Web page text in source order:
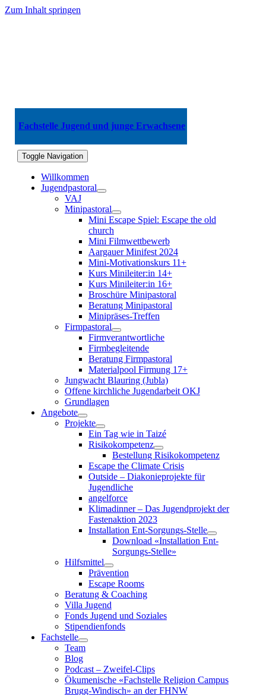
Zum Inhalt springen
Fachstelle Jugend und junge Erwachsene
Toggle Navigation
Willkommen
Jugendpastoral
VAJ
Minipastoral
Mini Escape Spiel: Escape the old
church
Mini Filmwettbewerb
Aargauer Minifest 2024
Mini-Motivationskurs 11+
Kurs Minileiter:in 14+
Kurs Minileiter:in 16+
Broschüre Minipastoral
Beratung Minipastoral
Minipräses-Treffen
Firmpastoral
Firmverantwortliche
Firmbegleitende
Beratung Firmpastoral
Materialpool Firmung 17+
Jungwacht Blauring (Jubla)
Offene kirchliche Jugendarbeit OKJ
Grundlagen
Angebote
Projekte
Ein Tag wie in Taizé
Risikokompetenz
Bestellung Risikokompetenz
Escape the Climate Crisis
Outside – Diakonieprojekte für
Jugendliche
angelforce
Klimadinner – Das Jugendprojekt der
Fastenaktion 2023
Installation Ent-Sorgungs-Stelle
Download «Installation Ent-
Sorgungs-Stelle»
Hilfsmittel
Prävention
Escape Rooms
Beratung & Coaching
Villa Jugend
Fonds Jugend und Soziales
Stipendienfonds
Fachstelle
Team
Blog
Podcast – Zweifel-Clips
Ökumenische «Fachstelle Religion Campus
Brugg-Windisch» an der FHNW